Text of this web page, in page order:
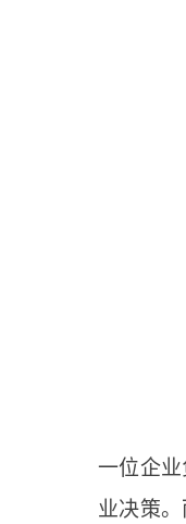
一位企
业决策